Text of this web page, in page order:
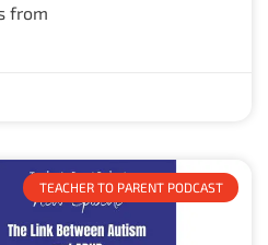
from
TEACHER TO PARENT PODCAST